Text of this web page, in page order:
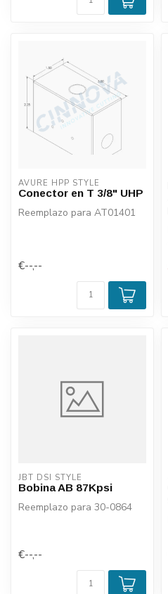
AVURE HPP STYLE
Conector en T 3/8" UHP
Reemplazo para AT01401
€--,--
JBT DSI STYLE
Bobina AB 87Kpsi
Reemplazo para 30-0864
€--,--